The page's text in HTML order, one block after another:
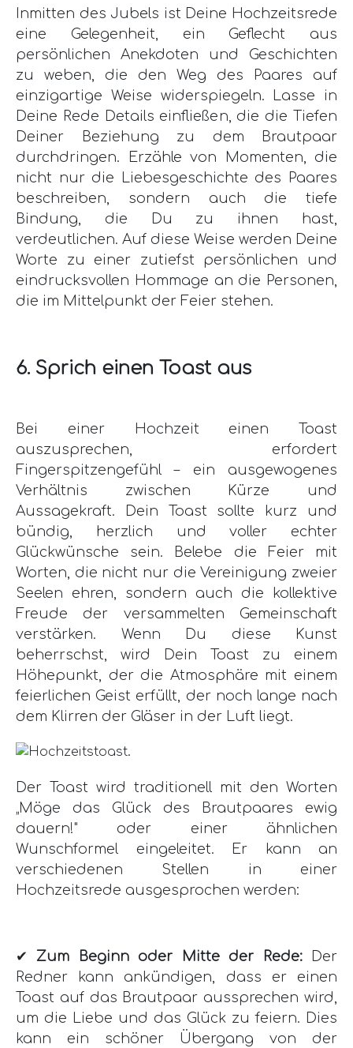
Inmitten des Jubels ist Deine Hochzeitsrede
eine Gelegenheit, ein Geflecht aus
persönlichen Anekdoten und Geschichten
zu weben, die den Weg des Paares auf
einzigartige Weise widerspiegeln. Lasse in
Deine Rede Details einfließen, die die Tiefen
Deiner Beziehung zu dem Brautpaar
durchdringen. Erzähle von Momenten, die
nicht nur die Liebesgeschichte des Paares
beschreiben, sondern auch die tiefe
Bindung, die Du zu ihnen hast,
verdeutlichen. Auf diese Weise werden Deine
Worte zu einer zutiefst persönlichen und
eindrucksvollen Hommage an die Personen,
die im Mittelpunkt der Feier stehen.
6. Sprich einen Toast aus
Bei einer Hochzeit einen Toast
auszusprechen, erfordert
Fingerspitzengefühl – ein ausgewogenes
Verhältnis zwischen Kürze und
Aussagekraft. Dein Toast sollte kurz und
bündig, herzlich und voller echter
Glückwünsche sein. Belebe die Feier mit
Worten, die nicht nur die Vereinigung zweier
Seelen ehren, sondern auch die kollektive
Freude der versammelten Gemeinschaft
verstärken. Wenn Du diese Kunst
beherrschst, wird Dein Toast zu einem
Höhepunkt, der die Atmosphäre mit einem
feierlichen Geist erfüllt, der noch lange nach
dem Klirren der Gläser in der Luft liegt.
Der Toast wird traditionell mit den Worten
„Möge das Glück des Brautpaares ewig
dauern!" oder einer ähnlichen
Wunschformel eingeleitet. Er kann an
verschiedenen Stellen in einer
Hochzeitsrede ausgesprochen werden:
✔ Zum Beginn oder Mitte der Rede:
Der
Redner kann ankündigen, dass er einen
Toast auf das Brautpaar aussprechen wird,
um die Liebe und das Glück zu feiern. Dies
kann ein schöner Übergang von der